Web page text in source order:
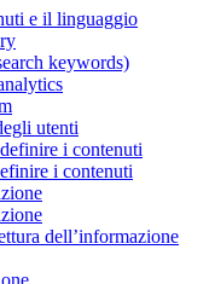
e il linguaggio
keywords)
utenti
i contenuti
i contenuti
dell’informazione